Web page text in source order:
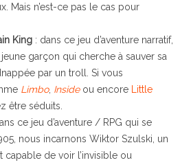
Mais n’est-ce pas le cas pour
King : dans ce jeu d’aventure narratif,
garçon qui cherche à sauver sa
par un troll. Si vous
Limbo, Insideou encore
Little
être séduits.
ce jeu d’aventure / RPG qui se
nous incarnons Wiktor Szulski, un
capable de voir l’invisible ou